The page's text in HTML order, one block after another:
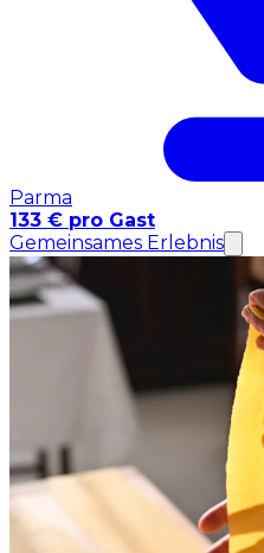
Parma
133 € pro Gast
Gemeinsames Erlebnis